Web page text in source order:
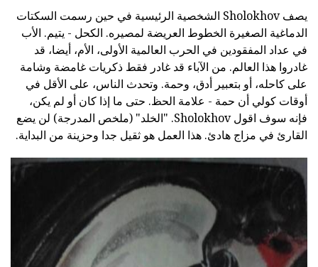
يصف Sholokhov الشخصية الرئيسية في حين رسمت السكتات
الدماغية الصغيرة الخطوط العريضة لمصيره. الكحل - يتيم. الأب
في عداد المفقودين في الحرب العالمية الأولى، الأم، أيضا، قد
غادروا هذا العالم. من الآباء قد غادر فقط ذكريات غامضة وشامة
على كاحله، أو بتعبير أدق، وحمة. وتحدث الناس، على الأقل في
أوقات كولي أن حمة - علامة الحظ. حتى ما إذا كان أو لم يكن،
فإنه سوف اقول Sholokhov. "الخلد" (ملخص المدرجة) لن يضع
القارئ في مزاج هادئ. هذا العمل هو ثقيل جدا وحزينة من البداية.